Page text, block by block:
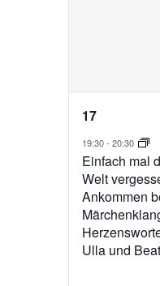
1
17
19:30- 20:30
Einfach mal
Welt
Ankommen
Ulla und